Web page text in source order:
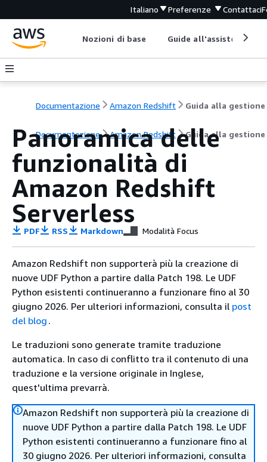
Italiano Preferenze Contattaci
Nozioni di base Guide all'assistenza
Documentazione Amazon Redshift Guida alla gestione
Documentazione Amazon Redshift Guida alla gestione
Panoramica delle
funzionalità di
Amazon Redshift
Serverless
PDF RSS Markdown Modalità Focus
Amazon Redshift non supporterà più la creazione di
nuove UDF Python a partire dalla Patch 198. Le UDF
Python esistenti continueranno a funzionare fino al 30
giugno 2026. Per ulteriori informazioni, consulta il post
del blog .
Le traduzioni sono generate tramite traduzione
automatica. In caso di conflitto tra il contenuto di una
traduzione e la versione originale in Inglese,
quest'ultima prevarrà.
Amazon Redshift non supporterà più la creazione di
nuove UDF Python a partire dalla Patch 198. Le UDF
Python esistenti continueranno a funzionare fino al
30 giugno 2026. Per ulteriori informazioni, consulta